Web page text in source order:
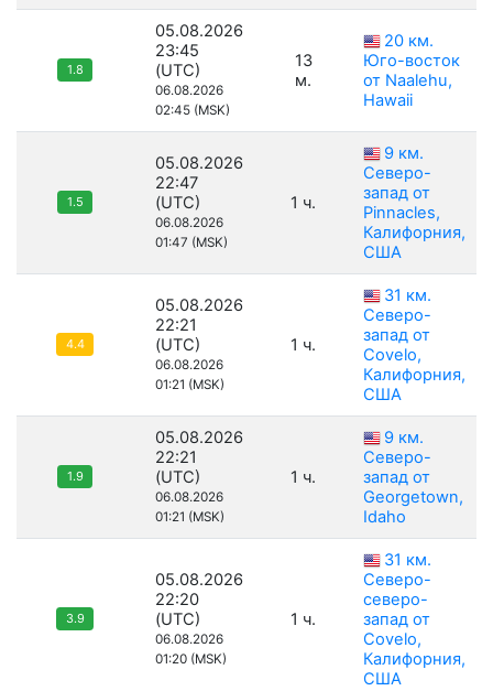
1.8
05.08.2026
23:45
(UTC)
06.08.2026
02:45 (MSK)
13
м.
20 км.
Юго-восток
от Naalehu,
Hawaii
1.5
05.08.2026
22:47
(UTC)
06.08.2026
01:47 (MSK)
1 ч.
9 км.
Северо-
запад от
Pinnacles,
Калифорния,
США
4.4
05.08.2026
22:21
(UTC)
06.08.2026
01:21 (MSK)
1 ч.
31 км.
Северо-
запад от
Covelo,
Калифорния,
США
1.9
05.08.2026
22:21
(UTC)
06.08.2026
01:21 (MSK)
1 ч.
9 км.
Северо-
запад от
Georgetown,
Idaho
3.9
05.08.2026
22:20
(UTC)
06.08.2026
01:20 (MSK)
1 ч.
31 км.
Северо-
северо-
запад от
Covelo,
Калифорния,
США